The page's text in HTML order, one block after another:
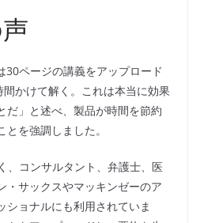
ページの講義をアップロード
かけて解く。これは本当に効果
だ」と述べ、製品が時間を節約
を強調しました。
、コンサルタント、弁護士、医
・サックスやマッキンゼーのア
ショナルにも利用されていま